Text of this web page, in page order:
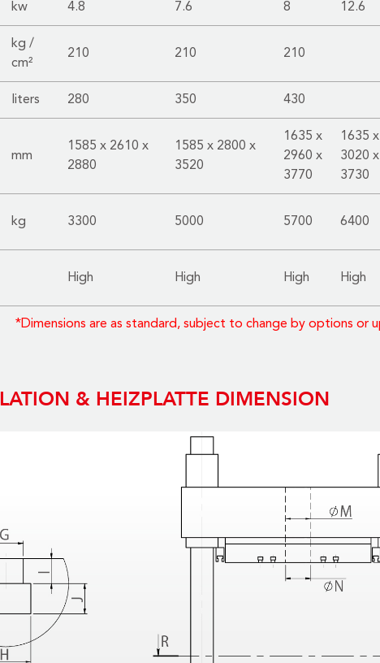
kw 4.8 7.6 8 12.6
kg /
cm²
210 210 210
liters 280 350 430
mm
1585 x 2610 x
2880
1585 x 2800 x
3520
1635 x
2960 x
3770
1635 x
3020 x
3730
kg 3300 5000 5700 6400
High High High High
*Dimensions are as standard, subject to change by options
& HEIZPLATTE DIMENSION